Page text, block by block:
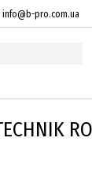
info@b-pro.com.ua